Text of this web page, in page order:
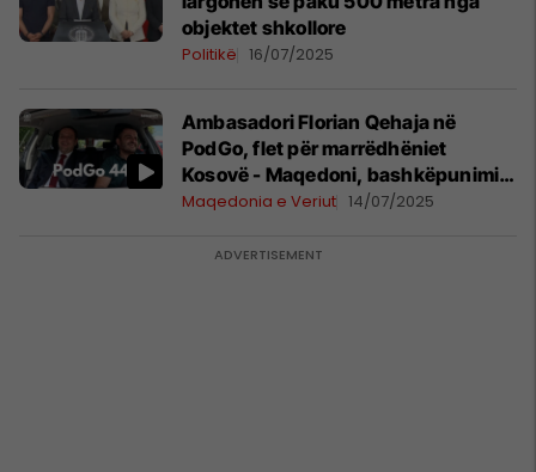
objektet shkollore
Politikë 16/07/2025
Ambasadori Florian Qehaja në
PodGo, flet për marrëdhëniet
Kosovë - Maqedoni, bashkëpunimin
me Qeverinë, si dhe rrugën Tetovë -
Maqedonia e Veriut 14/07/2025